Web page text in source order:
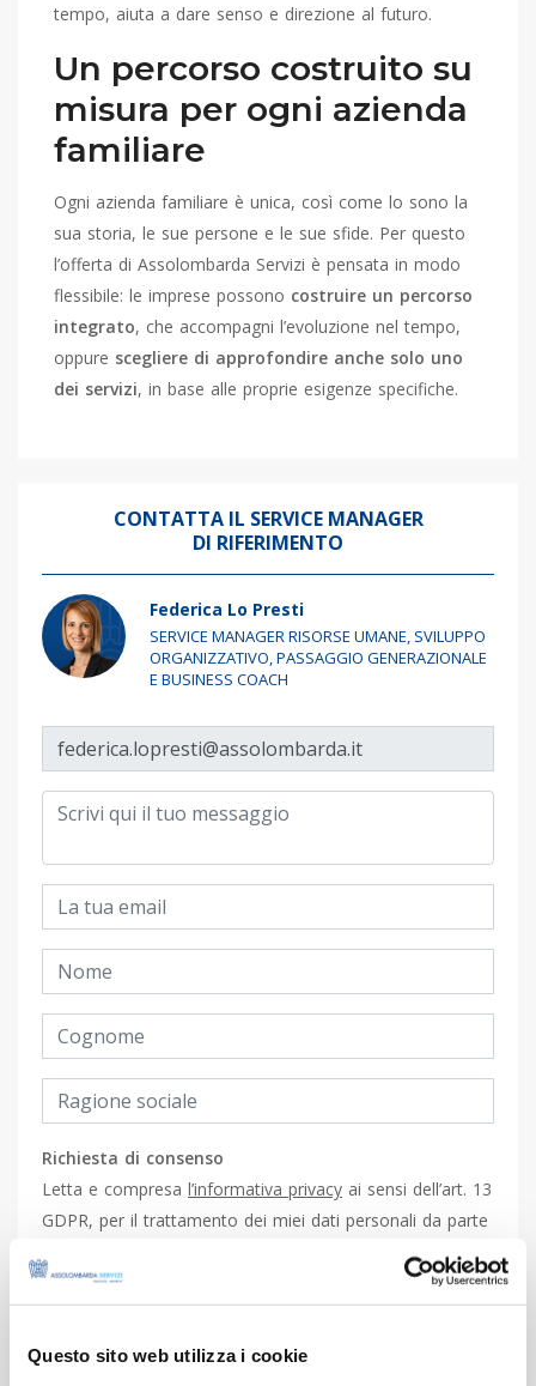
Questo sito web utilizza i cookie
tempo, aiuta a dare senso e direzione al futuro.
Un percorso costruito su
misura per ogni azienda
familiare
Ogni azienda familiare è unica, così come lo sono la
sua storia, le sue persone e le sue sfide. Per questo
l’offerta di Assolombarda Servizi è pensata in modo
flessibile: le imprese possono costruire un percorso
integrato, che accompagni l’evoluzione nel tempo,
oppure scegliere di approfondire anche solo uno
dei servizi, in base alle proprie esigenze specifiche.
CONTATTA IL SERVICE MANAGER
DI RIFERIMENTO
Federica Lo Presti
SERVICE MANAGER RISORSE UMANE, SVILUPPO
ORGANIZZATIVO, PASSAGGIO GENERAZIONALE
E BUSINESS COACH
Richiesta di consenso
Letta e compresa l’informativa privacy ai sensi dell’art. 13
GDPR, per il trattamento dei miei dati personali da parte
di Assolombarda Servizi S.p.A. per attività di marketing,
quali l’invio di comunicazioni commerciali, la vendita
diretta, le ricerche di mercato e le indagini per la
rilevazione della soddisfazione, attraverso e-mail e posta